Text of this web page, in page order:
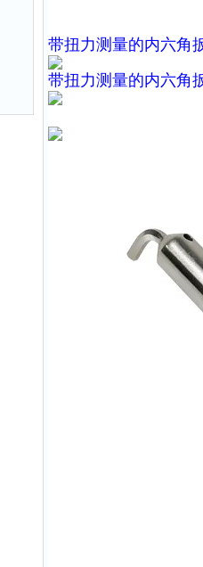
带扭力测量的内六角
带扭力测量的内六角